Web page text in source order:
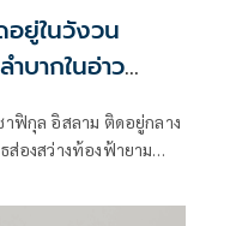
อยู่ในวังวน
บากในอ่าว
ฟิกุล อิสลาม ติดอยู่กลาง
ส่องสว่างท้องฟ้ายาม